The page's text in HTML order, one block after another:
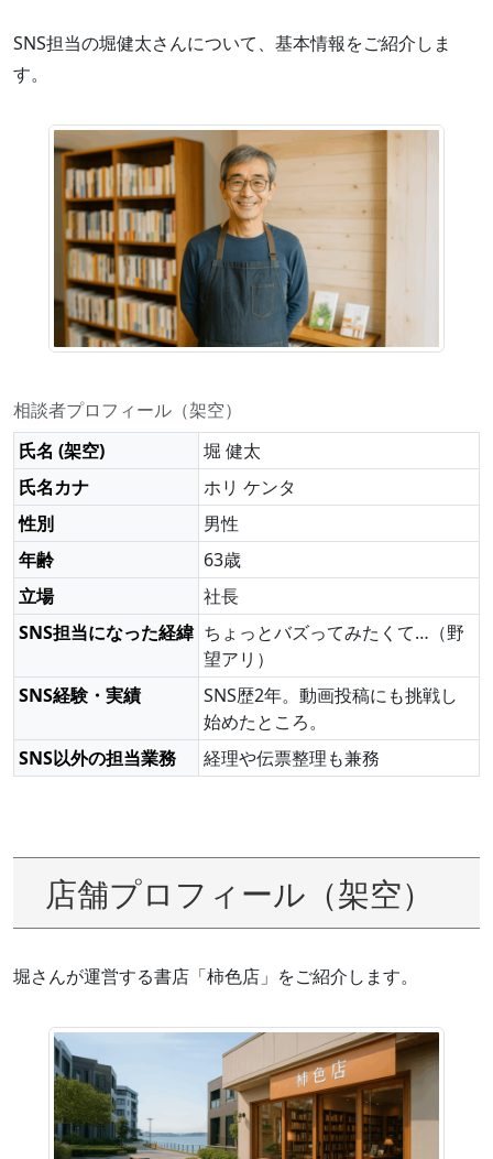
SNS担当の堀健太さんについて、基本情報をご紹介しま
す。
相談者プロフィール（架空）
氏名 (架空)
堀 健太
氏名カナ
ホリ ケンタ
性別
男性
年齢
63歳
立場
社長
SNS担当になった経緯 ちょっとバズってみたくて…（野
望アリ）
SNS経験・実績
SNS歴2年。動画投稿にも挑戦し
始めたところ。
SNS以外の担当業務
経理や伝票整理も兼務
店舗プロフィール（架空）
堀さんが運営する書店「柿色店」をご紹介します。